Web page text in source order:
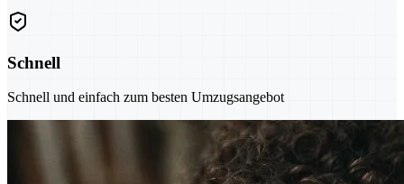
Schnell
Schnell und einfach zum besten Umzugsangebot